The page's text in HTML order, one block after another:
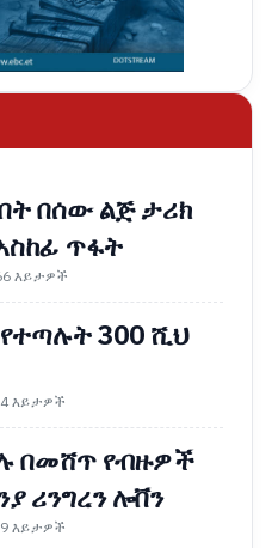
በሰው ልጅ ታሪክ
ጥፋት
እይታዎች
300 ሺህ
እይታዎች
በመሸጥ የብዙዎች
ሪንግረን ሎቨን
እይታዎች